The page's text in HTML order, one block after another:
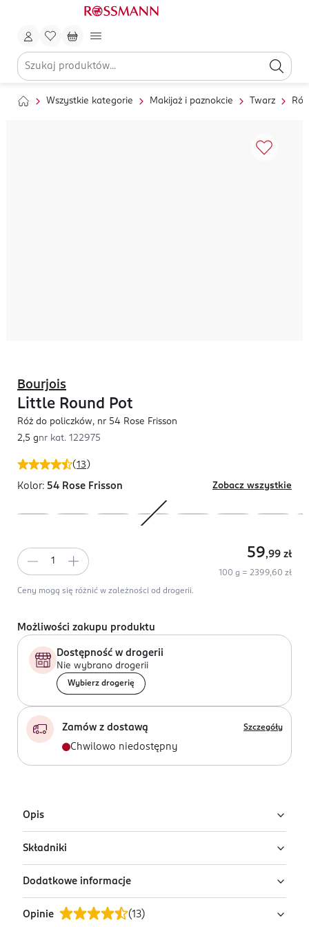
Wszystkie kategorie Makijaż i paznokcie Twarz
(13 )
Bourjois
Little Round Pot
Róż do policzków, nr 54 Rose Frisson
2,5 gnr kat. 122975
Kolor: 54 Rose Frisson Zobacz wszystkie
59,99 zł
100 g = 2399,60 zł
Ceny mogą się różnić w zależności od drogerii.
Możliwości zakupu produktu
Dostępność w drogerii
Nie wybrano drogerii
Wybierz drogerię
Zamów z dostawą Szczegóły
Chwilowo niedostępny
Opis
Dodaj życiu rumieńców! Sięgnij po kultowy róż Bourjois,
który zapewnia promienne, różane policzki przez cały
dzień.
Dzięki unikalnej technologii wypiekania oraz
długotrwałym pigmentom róż ma lekką konsystencję i
Składniki
Synthetic Fluorphlogopite, Talc, Hectorite, Zea Mays
(Corn) Starch, Parfum/fragrance, Pentylene Glycol,
Caprylyl Glycol, Magnesium Aluminum Silicate, Vinyl
Dodatkowe informacje
PRZYGOTOWANIE I STOSOWANIE
Opinie (13)